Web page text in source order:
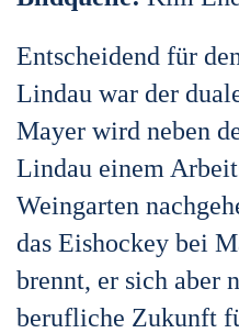
Entscheidend für
Lindau war der
Mayer wird neben
Lindau einem
Weingarten
das Eishockey bei
brennt, er sich aber
berufliche Zukunft